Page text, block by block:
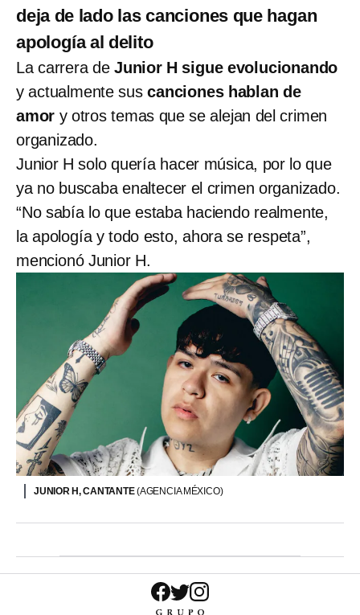
deja de lado las canciones que hagan
apología al delito
La carrera de Junior H sigue evolucionando
y actualmente suscanciones hablan de
amor y otros temas que se alejan del crimen
organizado.
Junior H solo quería hacer música, por lo que
ya no buscaba enaltecer el crimen organizado.
“No sabía lo que estaba haciendo realmente,
la apología y todo esto, ahora se respeta”,
mencionó Junior H.
JUNIOR H, CANTANTE(AGENCIA MÉXICO)